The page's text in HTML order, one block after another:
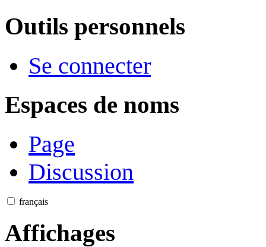
Outils personnels
Se connecter
Espaces de noms
Page
Discussion
français
Affichages